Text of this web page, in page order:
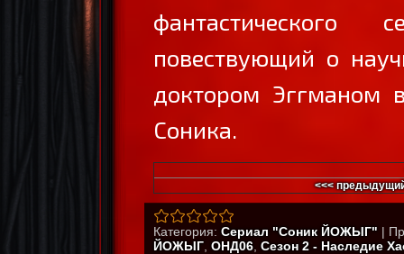
повествующий о
доктором Эггманом
Соника.
<<<
Категория: Сериал "Соник ЙОЖЫГ" |
ЙОЖЫГ ОНД06 Сезон 2 - Наследие